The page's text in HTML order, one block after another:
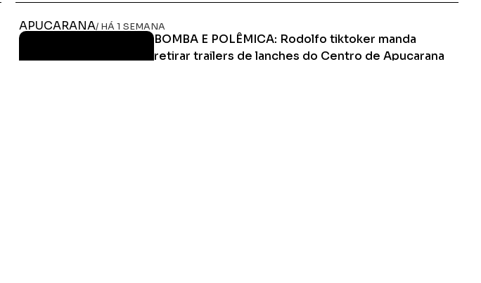
APUCARANA/ HÁ 1 SEMANA
BOMBA E POLÊMICA: Rodolfo tiktoker manda
retirar trailers de lanches do Centro de Apucarana